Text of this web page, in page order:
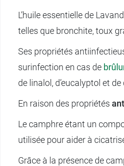
L’huile essentielle de
telles que bronchite, toux
Ses propriétés
surinfection en cas de
de linalol, d’eucalyptol et
En raison des propriétés
Le camphre étant un
utilisée pour aider à
Grâce à la présence de